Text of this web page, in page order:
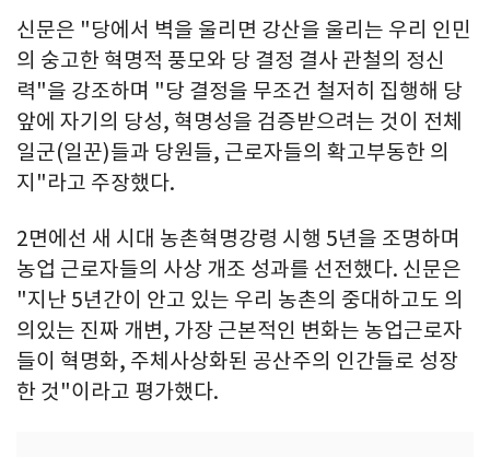
신문은 "당에서 벽을 울리면 강산을 울리는 우리 인민
의 숭고한 혁명적 풍모와 당 결정 결사 관철의 정신
력"을 강조하며 "당 결정을 무조건 철저히 집행해 당
앞에 자기의 당성, 혁명성을 검증받으려는 것이 전체
일군(일꾼)들과 당원들, 근로자들의 확고부동한 의
지"라고 주장했다.
2면에선 새 시대 농촌혁명강령 시행 5년을 조명하며
농업 근로자들의 사상 개조 성과를 선전했다. 신문은
"지난 5년간이 안고 있는 우리 농촌의 중대하고도 의
의있는 진짜 개변, 가장 근본적인 변화는 농업근로자
들이 혁명화, 주체사상화된 공산주의 인간들로 성장
한 것"이라고 평가했다.